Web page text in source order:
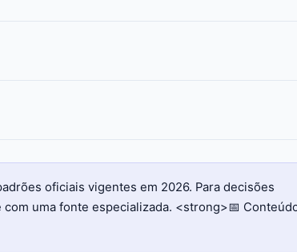
oficiais vigentes em 2026. Para decisões
uma fonte especializada. <strong>📅